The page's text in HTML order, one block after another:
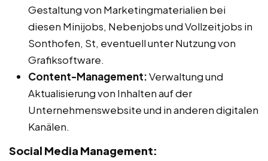
Gestaltung von Marketingmaterialien bei
diesen Minijobs, Nebenjobs und Vollzeitjobs in
Sonthofen, St, eventuell unter Nutzung von
Grafiksoftware.
Content-Management:Verwaltung und
Aktualisierung von Inhalten auf der
Unternehmenswebsite und in anderen digitalen
Kanälen.
Social Media Management: